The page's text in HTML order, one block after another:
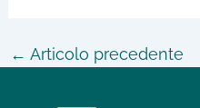
← Articolo precedente